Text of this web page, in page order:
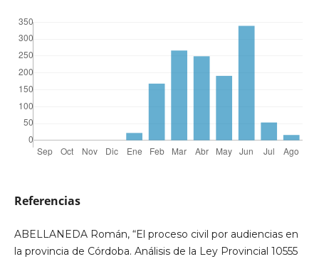
Referencias
ABELLANEDA Román, “El proceso civil por audiencias en
la provincia de Córdoba. Análisis de la Ley Provincial 10555